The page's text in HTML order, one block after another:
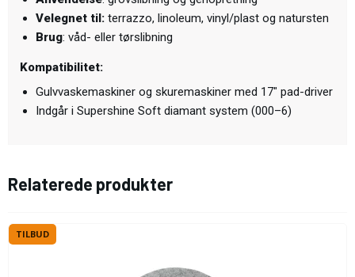
Velegnet til: terrazzo, linoleum, vinyl/plast og natursten
Brug: våd- eller tørslibning
Kompatibilitet:
Gulvvaskemaskiner og skuremaskiner med 17" pad-driver
Indgår i Supershine Soft diamant system (000–6)
Relaterede produkter
TILBUD